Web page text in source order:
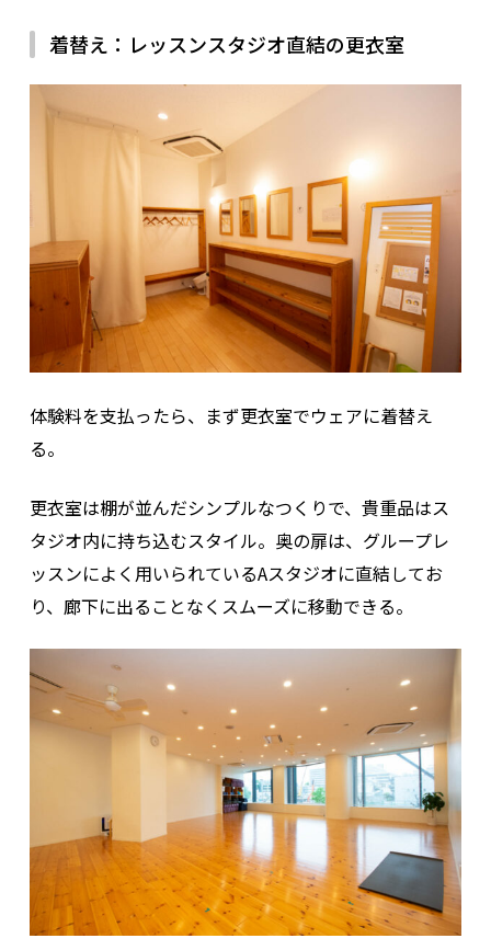
着替え：レッスンスタジオ直結の更衣室
体験料を支払ったら、まず更衣室でウェアに着替え
る。
更衣室は棚が並んだシンプルなつくりで、貴重品はス
タジオ内に持ち込むスタイル。奥の扉は、グループレ
ッスンによく用いられているAスタジオに直結してお
り、廊下に出ることなくスムーズに移動できる。